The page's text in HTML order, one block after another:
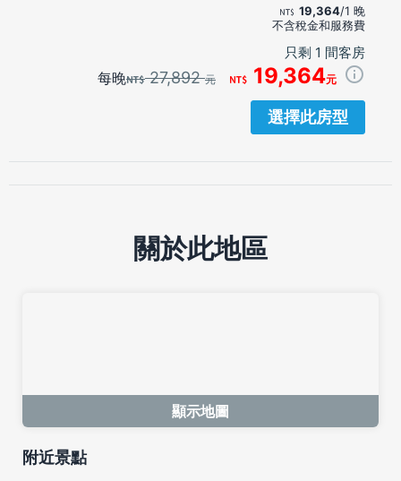
19,364/1 晚
不含稅金和服務費
只剩 1 間客房
每晚 27,892元 19,364元
選擇此房型
關於此地區
顯示地圖
附近景點